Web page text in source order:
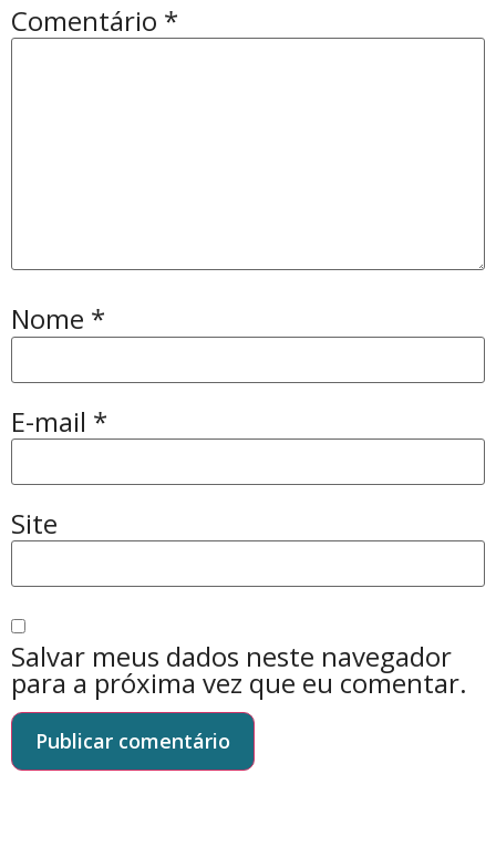
Comentário *
Nome *
E-mail *
Site
Salvar meus dados neste navegador
para a próxima vez que eu comentar.